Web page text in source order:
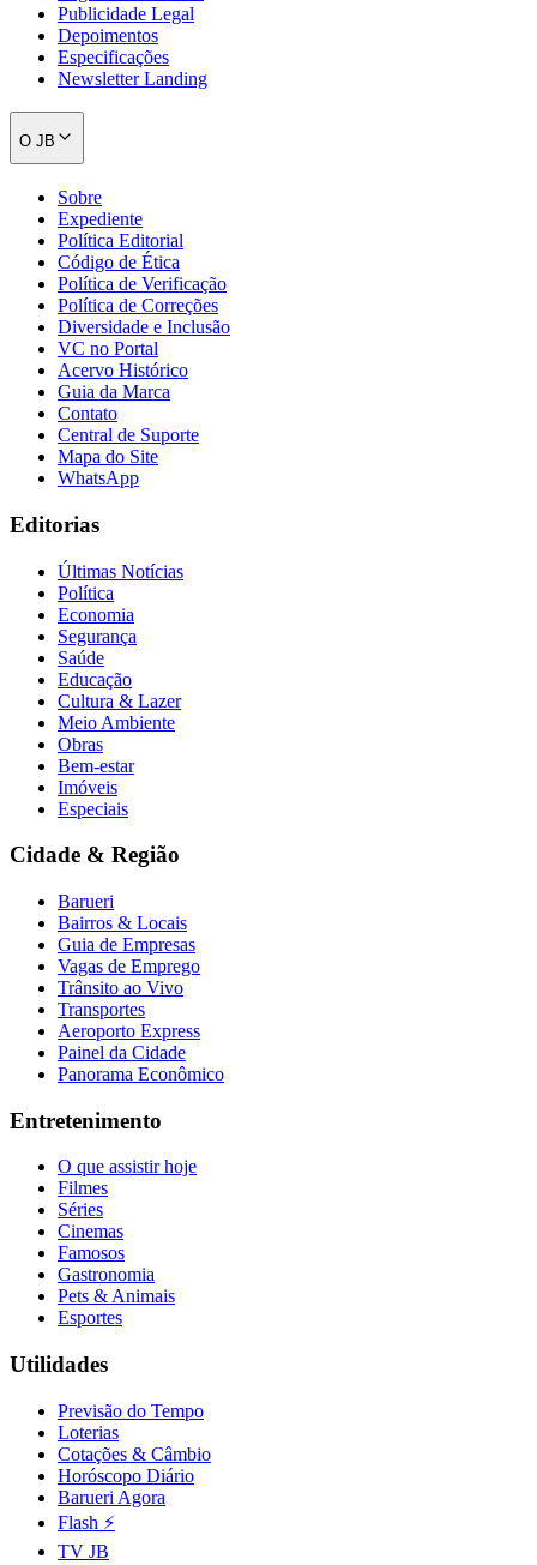
Editorias
Últimas Notícias
Segurança
Saúde
Educação
Cultura & Lazer
Meio Ambiente
Obras
Bem-estar
Imóveis
Especiais
Cidade & Região
Barueri
Bairros & Locais
Guia de Empresas
Vagas de Emprego
Transportes
Painel da Cidade
Panorama Econômico
Entretenimento
O que assistir hoje
Filmes
Séries
Cinemas
Famosos
Gastronomia
Pets & Animais
Previsão do Tempo
Loterias
Cotações & Câmbio
Horóscopo Diário
Barueri Agora
Flash ⚡
TV JB
Busca
Hub de Negócios
Diretório de Empresas
Vagas & Carreira
Cadastre sua Empresa
Portal do Anunciante
Publicidade Legal
Anuncie
Todas as Soluções
Vagas Patrocinadas
Publicidade Legal
Depoimentos
Especificações
Newsletter Landing